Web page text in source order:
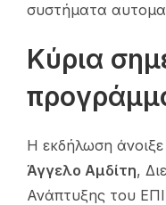
συστήματα
Κύρια
Η εκδήλωση άνοιξε
Άγγελο Αμδίτη,
Ανάπτυξης του